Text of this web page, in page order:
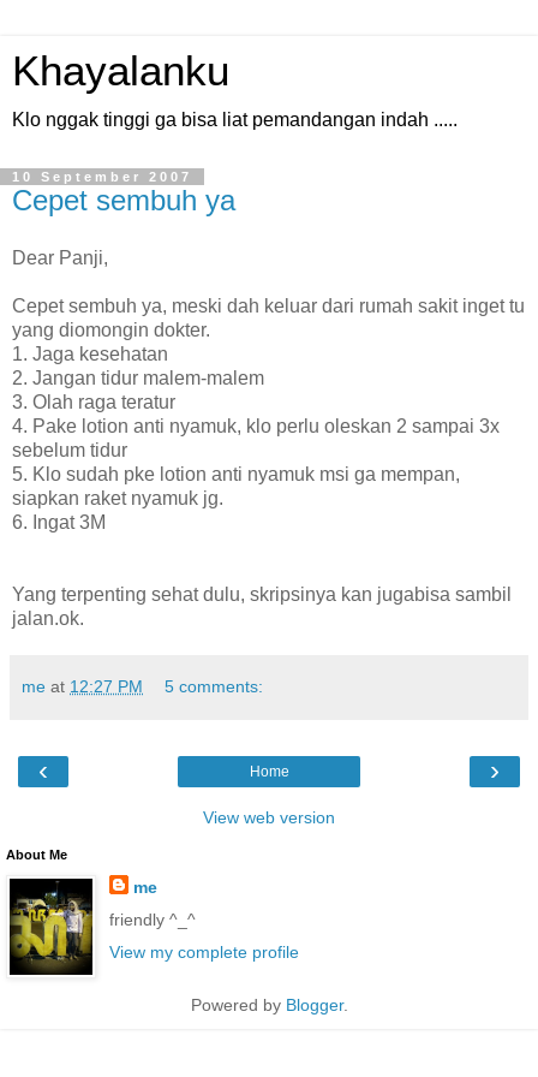
Khayalanku
Klo nggak tinggi ga bisa liat pemandangan indah .....
10 September 2007
Cepet sembuh ya
Dear Panji,
Cepet sembuh ya, meski dah keluar dari rumah sakit inget tu
yang diomongin dokter.
1. Jaga kesehatan
2. Jangan tidur malem-malem
3. Olah raga teratur
4. Pake lotion anti nyamuk, klo perlu oleskan 2 sampai 3x
sebelum tidur
5. Klo sudah pke lotion anti nyamuk msi ga mempan,
siapkan raket nyamuk jg.
6. Ingat 3M
Yang terpenting sehat dulu, skripsinya kan jugabisa sambil
jalan.ok.
me at 12:27 PM 5 comments:
‹ ›
Home
View web version
About Me
me
friendly ^_^
View my complete profile
Powered by Blogger.